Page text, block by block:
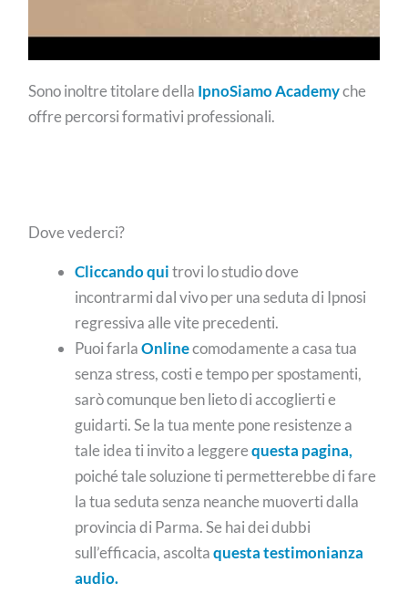
Sono inoltre titolare della IpnoSiamo Academyche
offre percorsi formativi professionali.
Dove vederci?
Cliccando quitrovi lo studio dove
incontrarmi dal vivo per una seduta di Ipnosi
regressiva alle vite precedenti.
Puoi farlaOnlinecomodamente a casa tua
senza stress, costi e tempo per spostamenti,
sarò comunque ben lieto di accoglierti e
guidarti. Se la tua mente pone resistenze a
tale idea ti invito a leggerequesta pagina,
poiché tale soluzione ti permetterebbe di fare
la tua seduta senza neanche muoverti dalla
provincia di Parma. Se hai dei dubbi
sull’efficacia, ascoltaquesta testimonianza
audio.